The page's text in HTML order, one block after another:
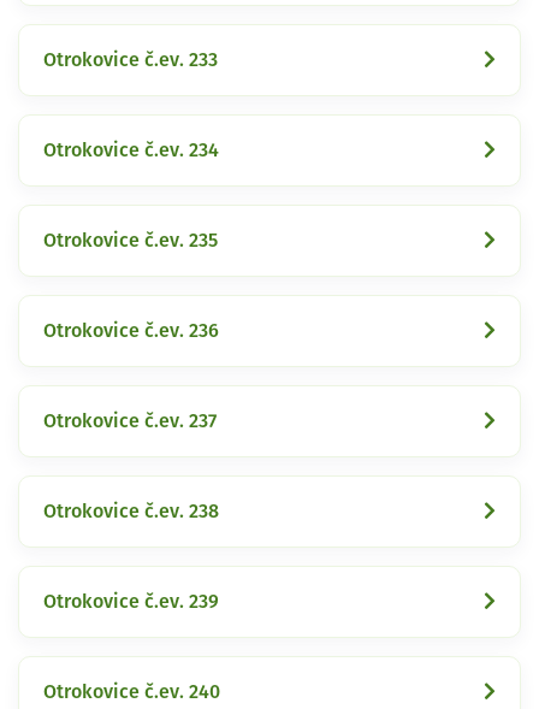
Otrokovice č.ev. 233
Otrokovice č.ev. 234
Otrokovice č.ev. 235
Otrokovice č.ev. 236
Otrokovice č.ev. 237
Otrokovice č.ev. 238
Otrokovice č.ev. 239
Otrokovice č.ev. 240